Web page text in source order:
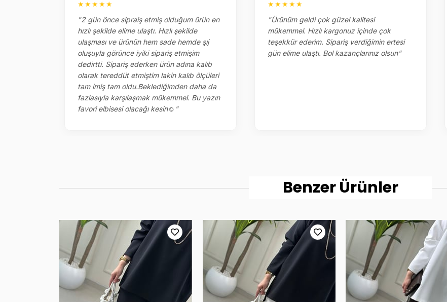
★★★★★
"2 gün önce sipraiş etmiş olduğum ürün en
hızlı şekilde elime ulaştı. Hızlı şekilde
ulaşması ve ürünün hem sade hemde şıj
oluşuyla görünce iyiki sipariş etmişim
dedirtti. Sipariş ederken ürün adına kalıb
olarak tereddüt etmiştim lakin kalıb ölçüleri
tam imiş tam oldu.Beklediğimden daha da
fazlasıyla karşılaşmak mükemmel. Bu yazın
favori elbisesi olacağı kesin☺️"
★★★★★
"Ürünüm geldi çok güzel kalitesi
mükemmel. Hızlı kargonuz içinde çok
teşekkür ederim. Sipariş verdiğimin ertesi
gün elime ulaştı. Bol kazançlarınız olsun"
Benzer Ürünler